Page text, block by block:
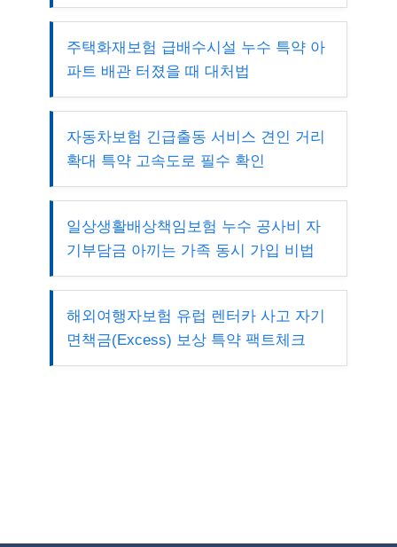
주택화재보험 급배수시설 누수 특약 아
파트 배관 터졌을 때 대처법
자동차보험 긴급출동 서비스 견인 거리
확대 특약 고속도로 필수 확인
일상생활배상책임보험 누수 공사비 자
기부담금 아끼는 가족 동시 가입 비법
해외여행자보험 유럽 렌터카 사고 자기
면책금(Excess) 보상 특약 팩트체크